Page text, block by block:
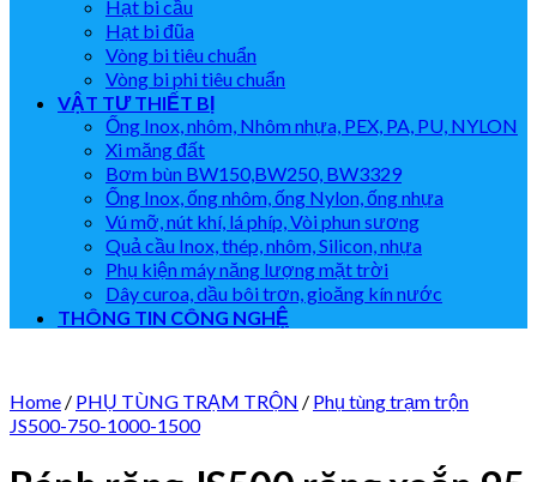
Hạt bi cầu
Hạt bi đũa
Vòng bi tiêu chuẩn
Vòng bi phi tiêu chuẩn
VẬT TƯ THIẾT BỊ
Ống Inox, nhôm, Nhôm nhựa, PEX, PA, PU, NYLON
Xi măng đất
Bơm bùn BW150,BW250, BW3329
Ống Inox, ống nhôm, ống Nylon, ống nhựa
Vú mỡ, nút khí, lá phíp, Vòi phun sương
Quả cầu Inox, thép, nhôm, Silicon, nhựa
Phụ kiện máy năng lượng mặt trời
Dây curoa, dầu bôi trơn, gioăng kín nước
THÔNG TIN CÔNG NGHỆ
Home / PHỤ TÙNG TRẠM TRỘN / Phụ tùng trạm trộn
JS500-750-1000-1500